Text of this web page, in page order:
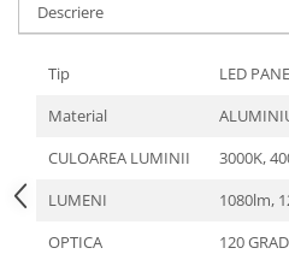
Descriere
Tip
LED
Material
CULOAREA LUMINII
3000K,
LUMENI
1080lm,
OPTICA
120